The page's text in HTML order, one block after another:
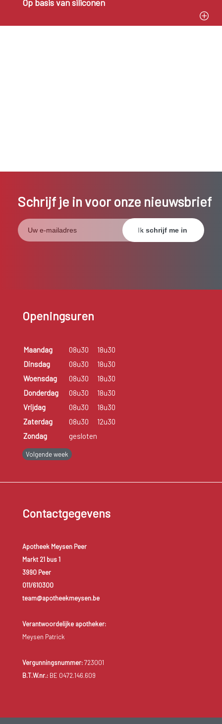
Op basis van siliconen
Schrijf je in voor onze nieuwsbrief
Openingsuren
Maandag 08u30
18u30
Dinsdag
08u30
18u30
Woensdag
08u30
18u30
Donderdag
08u30
18u30
Vrijdag
08u30
18u30
Zaterdag
08u30
12u30
Zondag
gesloten
Volgende week
Contactgegevens
Apotheek Meysen Peer
Markt 21 bus 1
3990 Peer
011/610300
team@apotheekmeysen.be
Verantwoordelijke apotheker:
Meysen Patrick
Vergunningsnummer:723001
B.T.W.nr.:BE 0472.146.609